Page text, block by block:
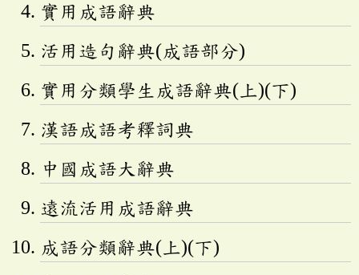
實用成語辭典
活用造句辭典(成語部分)
實用分類學生成語辭典(上)(下)
漢語成語考釋詞典
中國成語大辭典
遠流活用成語辭典
成語分類辭典(上)(下)